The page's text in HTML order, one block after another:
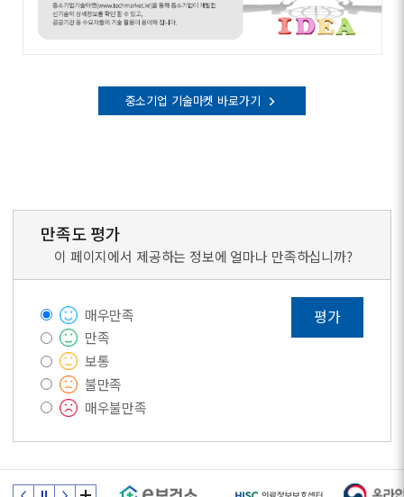
중소기업 기술마켓 바로가기
만족도 평가
이 페이지에서 제공하는 정보에 얼마나 만족하십니까?
매우만족
만족
보통
불만족
매우불만족
평가